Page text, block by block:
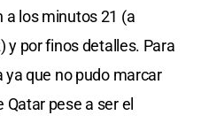
a los minutos 21 (a
y por finos detalles. Para
ya que no pudo marcar
Qatar pese a ser el